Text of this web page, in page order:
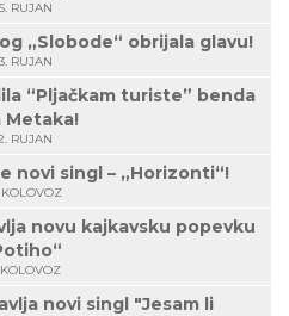
RUJAN
„Slobode“ obrijala glavu!
RUJAN
“Pljačkam turiste” benda
Metaka!
RUJAN
novi singl – „Horizonti“!
KOLOVOZ
novu kajkavsku popevku
novi singl "Jesam li